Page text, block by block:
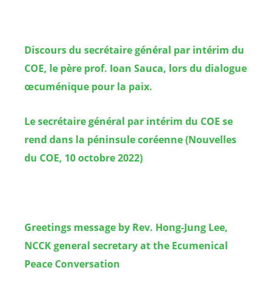
Discours du secrétaire général par intérim du
COE, le père prof. Ioan Sauca, lors du dialogue
œcuménique pour la paix.
Le secrétaire général par intérim du COE se
rend dans la péninsule coréenne (Nouvelles
du COE, 10 octobre 2022)
Greetings message by Rev. Hong-Jung Lee,
NCCK general secretary at the Ecumenical
Peace Conversation